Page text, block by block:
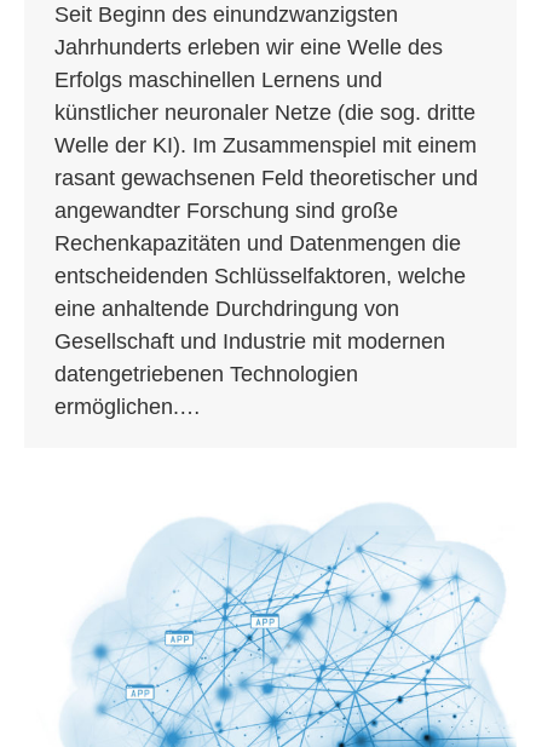
Seit Beginn des einundzwanzigsten
Jahrhunderts erleben wir eine Welle des
Erfolgs maschinellen Lernens und
künstlicher neuronaler Netze (die sog. dritte
Welle der KI). Im Zusammenspiel mit einem
rasant gewachsenen Feld theoretischer und
angewandter Forschung sind große
Rechenkapazitäten und Datenmengen die
entscheidenden Schlüsselfaktoren, welche
eine anhaltende Durchdringung von
Gesellschaft und Industrie mit modernen
datengetriebenen Technologien
ermöglichen.…